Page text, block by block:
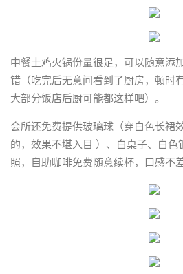
中餐土鸡火锅份量很足，可以随意添
错（吃完后无意间看到了厨房，顿时
大部分饭店后厨可能都这样吧）。
会所还免费提供玻璃球（穿白色长裙
的，效果不堪入目 ）、白桌子、白色
照，自助咖啡免费随意续杯，口感不差